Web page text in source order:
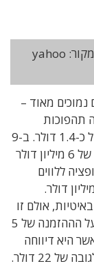
מניית רייל ויז'ן בשבוע האחרון בנסד"ק. מקור: yahoo
נמוכים מאוד –
תהפוכות
עצומות: לפני כשבועיים היא נסחרה במחיר של כ-1.4 דולר. ב-9
בינואר היא דיווחה על קבלת הלוואה פיננסית של 6 מיליון דולר
ומתן אופציה ללווים
להמיר חלק מההלוואה למניות בשווי של 7.5 מיליון דולר.
אולם זו
היתה רק ההתחלה: ב-17 לינואר היא דיווחה על הההזמנה של 5
היא דיווחה
על קבלת ההסמכה האירופית, המנייה זינקה לגובה של 22 דולר.